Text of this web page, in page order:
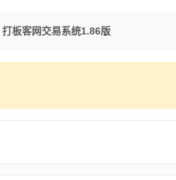
打板客网交易系统1.86版